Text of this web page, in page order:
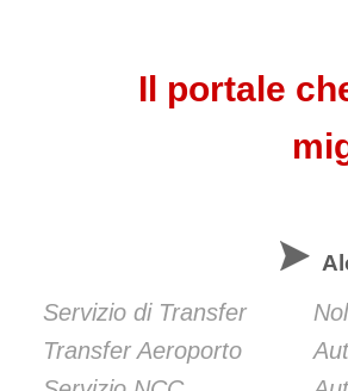
Il portale
Servizio di Transfer
Transfer Aeroporto